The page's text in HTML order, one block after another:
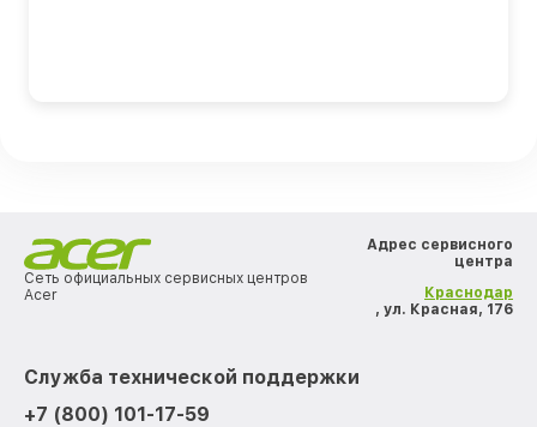
Сеть официальных сервисных центров
Acer
Адрес сервисного
центра
Краснодар
, ул. Красная, 176
Служба технической поддержки
+7 (800) 101-17-59